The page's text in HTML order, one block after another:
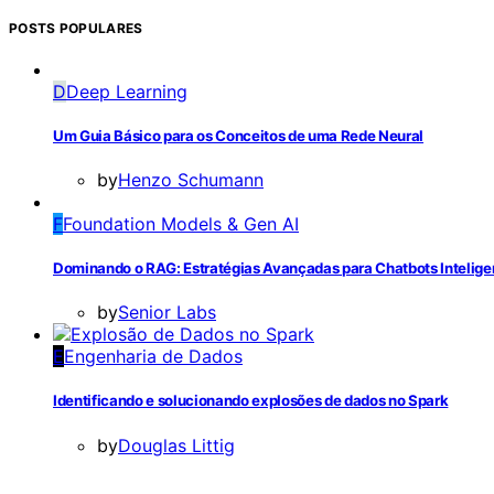
POSTS POPULARES
DDeep Learning
Um Guia Básico para os Conceitos de uma Rede Neural
byHenzo Schumann
FFoundation Models & Gen AI
Dominando o RAG: Estratégias Avançadas para Chatbots
bySenior Labs
EEngenharia de Dados
Identificando e solucionando explosões de dados no Spark
byDouglas Littig